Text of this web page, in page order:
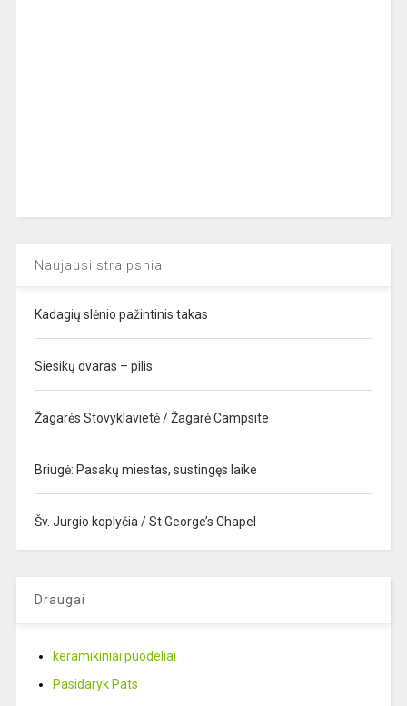
Naujausi straipsniai
Kadagių slėnio pažintinis takas
Siesikų dvaras – pilis
Žagarės Stovyklavietė / Žagarė Campsite
Briugė: Pasakų miestas, sustingęs laike
Šv. Jurgio koplyčia / St George’s Chapel
Draugai
keramikiniai puodeliai
Pasidaryk Pats